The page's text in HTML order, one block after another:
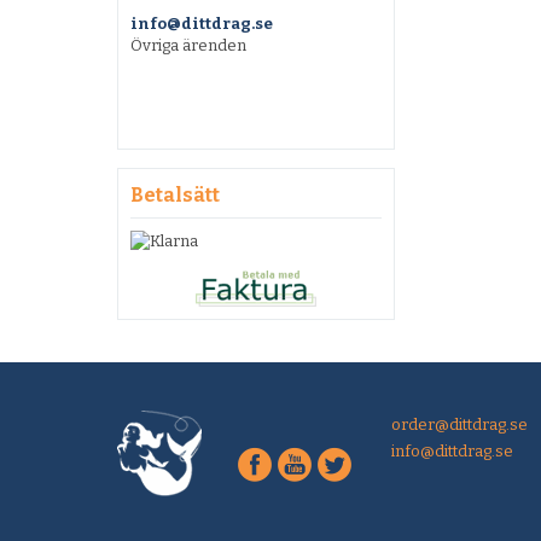
info@dittdrag.se
Övriga ärenden
Betalsätt
order@dittdrag.se
info@dittdrag.se